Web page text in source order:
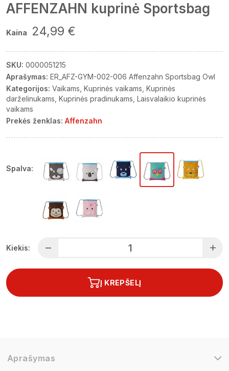
AFFENZAHN kuprinė Sportsbag
Kaina 24,99 €
SKU: 0000051215
Aprašymas: ER_AFZ-GYM-002-006 Affenzahn Sportsbag Owl
Kategorijos: Vaikams Kuprinės vaikams Kuprinės
darželinukams Kuprinės pradinukams Laisvalaikio kuprinės
vaikams
Prekės ženklas: Affenzahn
Spalva:
Kiekis:
Į KREPŠELĮ
Aprašymas